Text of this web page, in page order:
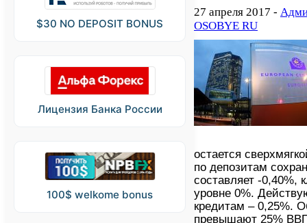
$30 NO DEPOSIT BONUS
Лицензия Банка России
100$ welkome bonus
27 апреля 2017 -
OSOBYE RU
остается
по депозитам
составляет -0,40%,
уровне 0%.
кредитам – 0,25%.
превышают 25%